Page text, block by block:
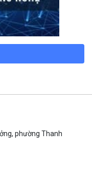
phường Thanh